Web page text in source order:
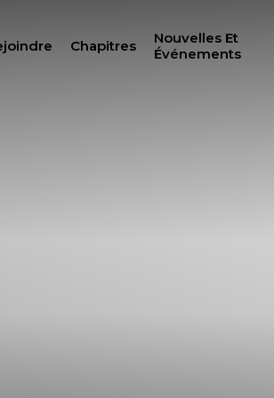
Chapitres
Nouvelles Et
Événements